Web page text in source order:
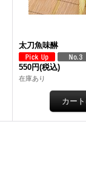
太刀魚味醂
550円(税込)
在庫あり